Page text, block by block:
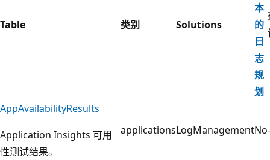
Table 类别 Solutions
本
的
日
志
规
划
AppAvailabilityResults
Application Insights 可用
性测试结果。
applicationsLogManagementNo-